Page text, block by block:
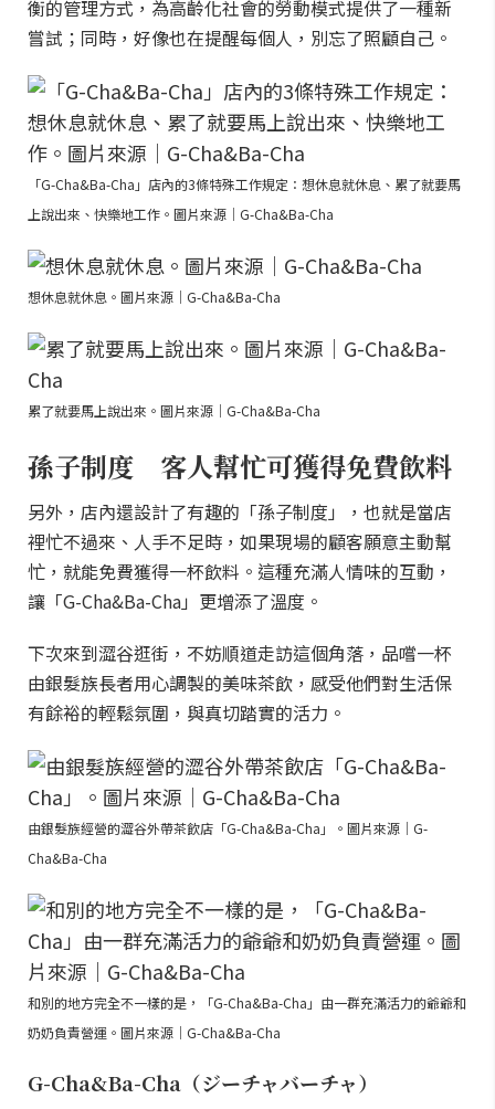
衡的管理方式，為高齡化社會的勞動模式提供了一種新
嘗試；同時，好像也在提醒每個人，別忘了照顧自己。
「G-Cha&Ba-Cha」店內的3條特殊工作規定：想休息就休息、累了就要馬
上說出來、快樂地工作。圖片來源｜G-Cha&Ba-Cha
想休息就休息。圖片來源｜G-Cha&Ba-Cha
累了就要馬上說出來。圖片來源｜G-Cha&Ba-Cha
孫子制度 客人幫忙可獲得免費飲料
另外，店內還設計了有趣的「孫子制度」，也就是當店
裡忙不過來、人手不足時，如果現場的顧客願意主動幫
忙，就能免費獲得一杯飲料。這種充滿人情味的互動，
讓「G-Cha&Ba-Cha」更增添了溫度。
下次來到澀谷逛街，不妨順道走訪這個角落，品嚐一杯
由銀髮族長者用心調製的美味茶飲，感受他們對生活保
有餘裕的輕鬆氛圍，與真切踏實的活力。
由銀髮族經營的澀谷外帶茶飲店「G-Cha&Ba-Cha」。圖片來源｜G-
Cha&Ba-Cha
和別的地方完全不一樣的是，「G-Cha&Ba-Cha」由一群充滿活力的爺爺和
奶奶負責營運。圖片來源｜G-Cha&Ba-Cha
G-Cha&Ba-Cha（ジーチャバーチャ）